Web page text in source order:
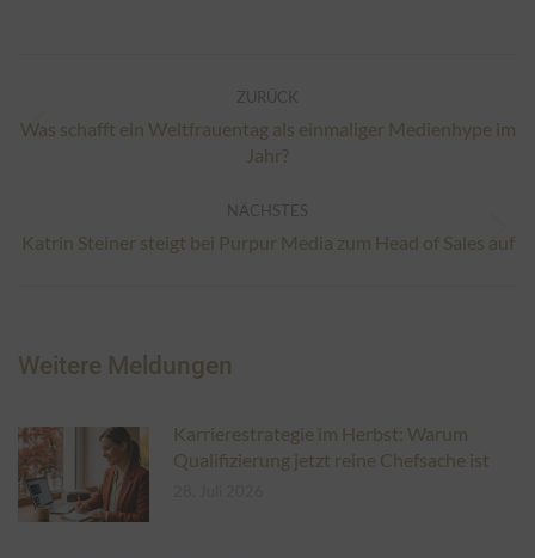
ZURÜCK
Vorheriger
Beitrag:
Was schafft ein Weltfrauentag als einmaliger Medienhype im
Jahr?
NÄCHSTES
Nächster
Katrin Steiner steigt bei Purpur Media zum Head of Sales auf
Weitere Meldungen
Karrierestrategie im Herbst: Warum
Qualifizierung jetzt reine Chefsache ist